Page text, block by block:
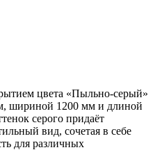
цвета «Пыльно-серый»
шириной 1200 мм и длиной
серого придаёт
вид, сочетая в себе
для различных